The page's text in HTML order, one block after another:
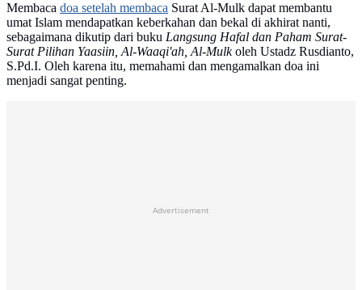
Membaca doa setelah membaca Surat Al-Mulk dapat membantu
umat Islam mendapatkan keberkahan dan bekal di akhirat nanti,
sebagaimana dikutip dari buku Langsung Hafal dan Paham Surat-
Surat Pilihan Yaasiin, Al-Waaqi'ah, Al-Mulkoleh Ustadz Rusdianto,
S.Pd.I. Oleh karena itu, memahami dan mengamalkan doa ini
menjadi sangat penting.
Advertisement